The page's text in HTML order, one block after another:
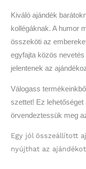
Kiváló ajándék
kollégáknak. A humor
összeköti az
egyfajta közös
jelentenek az
Válogass
szettet! Ez lehetőséget
örvendeztessük meg
Egy jól összeállított
nyújthat az